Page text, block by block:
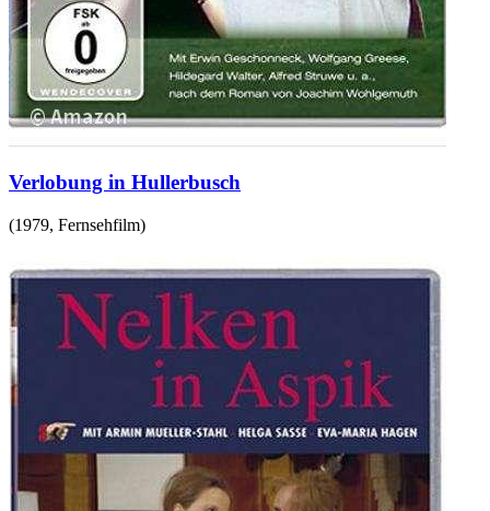
Verlobung in Hullerbusch
(1979, Fernsehfilm)